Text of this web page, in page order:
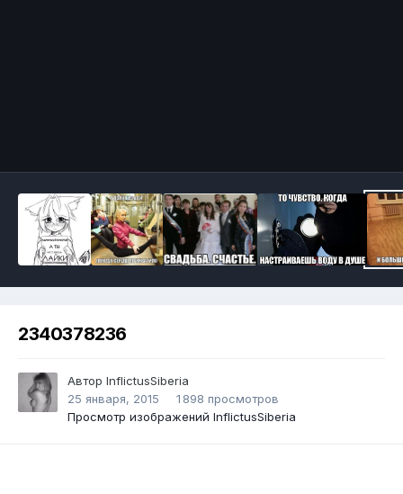
2340378236
Автор InflictusSiberia
25 января, 2015
1 898 просмотров
Просмотр изображений InflictusSiberia